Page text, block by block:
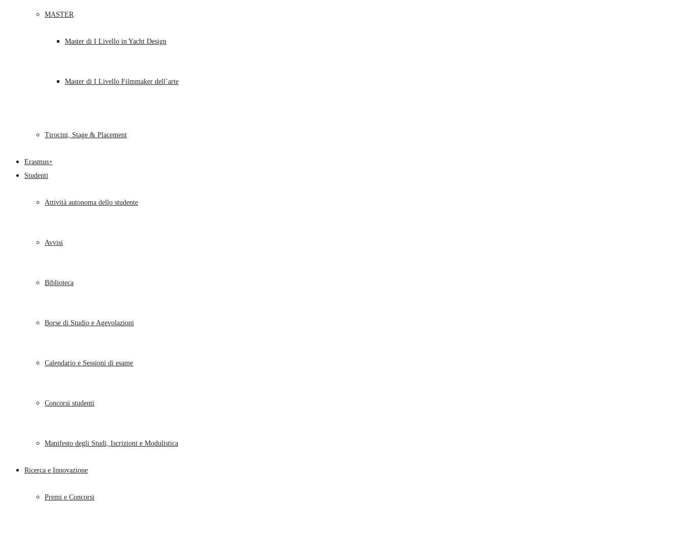
MASTER
Master di I Livello in Yacht Design
Master di I Livello Filmmaker dell’arte
Tirocini, Stage & Placement
Erasmus+
Studenti
Attività autonoma dello studente
Avvisi
Biblioteca
Borse di Studio e Agevolazioni
Calendario e Sessioni di esame
Concorsi studenti
Manifesto degli Studi, Iscrizioni e Modulistica
Ricerca e Innovazione
Premi e Concorsi